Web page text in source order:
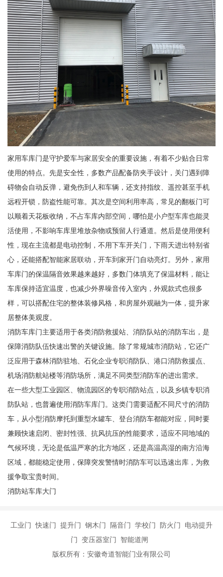
家用车库门是守护爱车与家居安全的重要设施，有着不少贴合日常
使用的特点。先是安全性，多数产品配备防夹手设计，关门遇到障
碍物会自动反弹，避免伤到人和车辆，还支持指纹、遥控甚至手机
远程开锁，防盗性能可靠。其次是空间利用率高，常见的翻板门可
以顺着天花板收纳，不占车库内部空间，哪怕是小户型车库也能灵
活使用，不影响车库里堆放杂物或预留人行通道。然后是使用便利
性，现在主流都是电动控制，不用下车开关门，下雨天进出特别省
心，还能搭配智能家居联动，开车到家开门自动亮灯。另外，家用
车库门的保温隔音效果越来越好，多数门体填充了保温材料，能让
车库保持适宜温度，也减少外界噪音传入室内，外观款式也很多
样，可以搭配住宅的整体装修风格，和房屋外观融为一体，提升家
居整体美观度。
消防车库门主要适用于各类消防救援站、消防队站的消防车出，是
保障消防队伍快速出警的关键设施。除了常规城市消防站，它还广
泛应用于森林消防驻地、石化企业专职消防队、港口消防救援点、
机场消防航站楼等消防场所，满足不同类型消防车的进出需求。
在一些大型工业园区、物流园区的专职消防站点，以及乡镇专职消
防队站，也普遍使用消防车库门。这类门需要适配不同尺寸的消防
车，从小型消防摩托到重型水罐车、登台消防车都能对应，同时要
兼顾快速启闭、密封性强、抗风抗压的性能要求，适应不同地域的
气候环境，无论是低温严寒的北方地区，还是高温高湿的南方沿海
区域，都能稳定使用，保障突发警情时消防车可以迅速出库，为救
援争取宝贵时间。
消防站车库大门
工业门 快速门 提升门 钢木门 隔音门 学校门 防火门 电动提升
门 变压器室门 智能道闸
版权所有：安徽奇道智能门业有限公司